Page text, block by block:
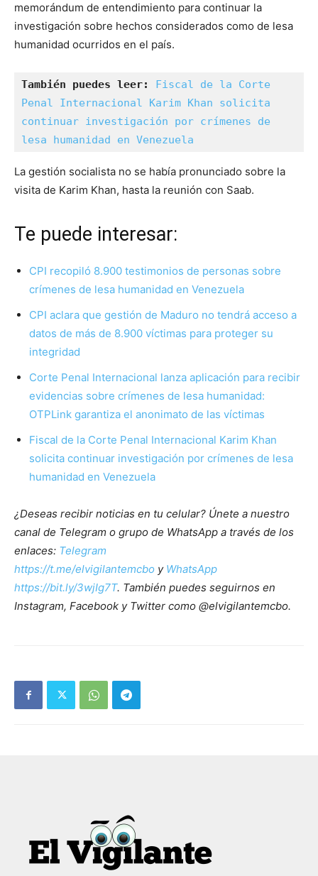
memorándum de entendimiento para continuar la
investigación sobre hechos considerados como de lesa
humanidad ocurridos en el país.
También puedes leer: Fiscal de la Corte
Penal Internacional Karim Khan solicita
continuar investigación por crímenes de
lesa humanidad en Venezuela
La gestión socialista no se había pronunciado sobre la
visita de Karim Khan, hasta la reunión con Saab.
Te puede interesar:
CPI recopiló 8.900 testimonios de personas sobre
crímenes de lesa humanidad en Venezuela
CPI aclara que gestión de Maduro no tendrá acceso a
datos de más de 8.900 víctimas para proteger su
integridad
Corte Penal Internacional lanza aplicación para recibir
evidencias sobre crímenes de lesa humanidad:
OTPLink garantiza el anonimato de las víctimas
Fiscal de la Corte Penal Internacional Karim Khan
solicita continuar investigación por crímenes de lesa
humanidad en Venezuela
¿Deseas recibir noticias en tu celular? Únete a nuestro
canal de Telegram o grupo de WhatsApp a través de los
enlaces: Telegram
https://t.me/elvigilantemcbo y WhatsApp
https://bit.ly/3wjIg7T. También puedes seguirnos en
Instagram, Facebook y Twitter como @elvigilantemcbo.